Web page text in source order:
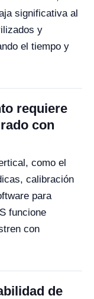
significativa al
y
el tiempo y
requiere
con
como el
calibración
para
funcione
con
de